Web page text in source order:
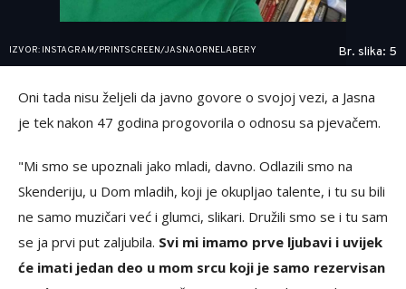
IZVOR: INSTAGRAM/PRINTSCREEN/JASNAORNELABERY Br. slika: 5
Oni tada nisu željeli da javno govore o svojoj vezi, a Jasna
je tek nakon 47 godina progovorila o odnosu sa pjevačem.
"Mi smo se upoznali jako mladi, davno. Odlazili smo na
Skenderiju, u Dom mladih, koji je okupljao talente, i tu su bili
ne samo muzičari već i glumci, slikari. Družili smo se i tu sam
se ja prvi put zaljubila. Svi mi imamo prve ljubavi i uvijek
će imati jedan deo u mom srcu koji je samo rezervisan